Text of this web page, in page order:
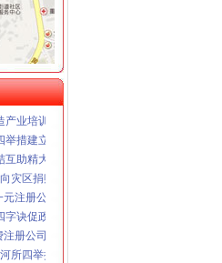
商所上门验照贴花 促进监管服务两统一
工程提升工商服务质量有实效
“四型”0元注册公司领导班子
文明执法、树立形象”免费注册公司专项教育
员高印平到高新区局检查指导工作
业培训农村经纪人
措建立与监管对象联系服务机制
助精大力开展对四川灾区的1元注册公司援
灾区捐赠食品支援震救灾
注册公司流程旅游市场管理见成效
诀促政务信息上档升级
册公司节目访谈
所四举措全面清理整非煤矿山
要求谋划“解放思想、扩大开放”大讨论活动